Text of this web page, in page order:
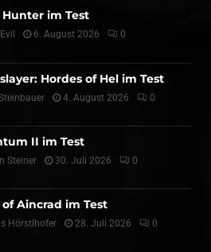
im Test
6. August 2026 0
Hordes of Hel im Test
4. August 2026 0
II im Test
Steiner 30. Juli 2026 0
of Aincrad im Test
Hörstlhofer 28. Juli 2026 0